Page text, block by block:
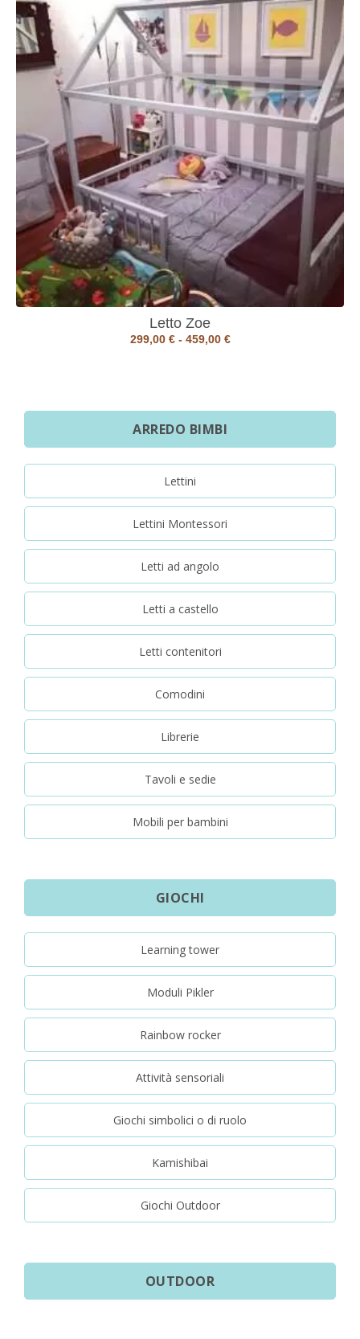
ARREDO BIMBI
Lettini
Lettini Montessori
Letti ad angolo
Letti a castello
Letti contenitori
Comodini
Librerie
Tavoli e sedie
Mobili per bambini
GIOCHI
Learning tower
Moduli Pikler
Rainbow rocker
Attività sensoriali
Giochi simbolici o di ruolo
Kamishibai
Giochi Outdoor
OUTDOOR
Letto Zoe
299,00 € - 459,00 €